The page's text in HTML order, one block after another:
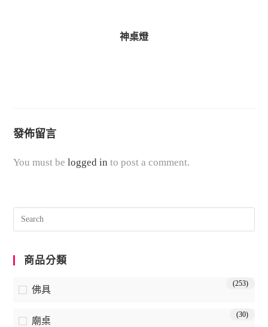
神桌燈
發佈留言
You must belogged in to post a comment.
商品分類
佛具
(253)
廟桌
(30)